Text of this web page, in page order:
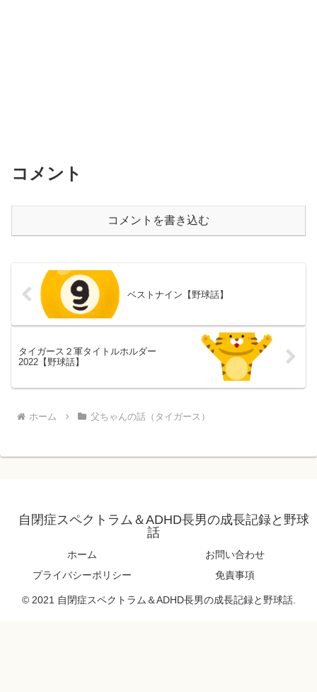
コメント
コメントを書き込む
ベストナイン【野球話】
タイガース２軍タイトルホルダー
2022【野球話】
ホーム 父ちゃんの話（タイガース）
自閉症スペクトラム＆ADHD長男の成長記録と野球
話
ホーム
お問い合わせ
プライバシーポリシー
免責事項
© 2021 自閉症スペクトラム＆ADHD長男の成長記録と野球話.